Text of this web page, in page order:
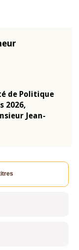
de Politique
2026,
Jean-